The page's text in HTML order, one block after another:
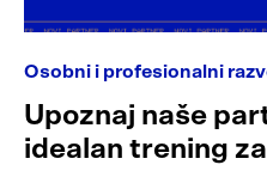
Osobni i profesionalni
Upoznaj naše
idealan trening